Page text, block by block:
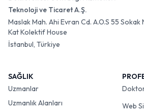
Teknoloji ve Ticaret A.Ş.
Maslak Mah. Ahi Evran Cd. A.O.S 55
Kat Kolektif House
İstanbul, Türkiye
SAĞLIK
Uzmanlar
Uzmanlık Alanları
Web